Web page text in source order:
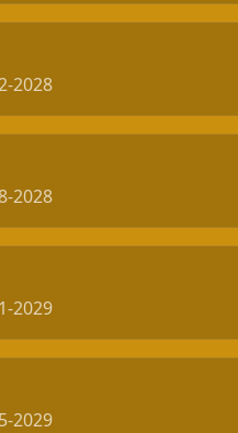
2028
2028
2029
2029